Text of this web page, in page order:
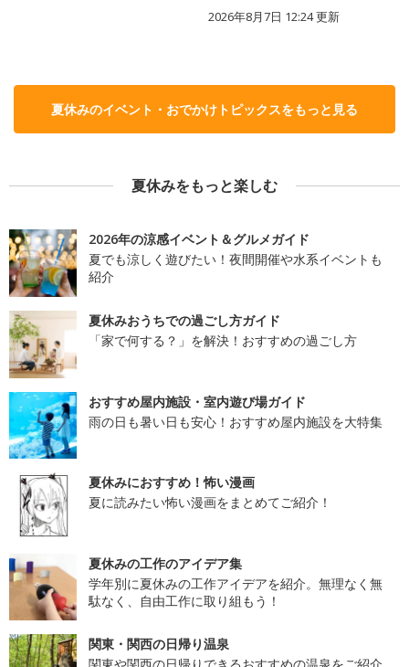
2026年8月7日 12:24更新
夏休みのイベント・おでかけトピックスをもっと見る
夏休みをもっと楽しむ
2026年の涼感イベント＆グルメガイド
夏でも涼しく遊びたい！夜間開催や水系イベントも
紹介
夏休みおうちでの過ごし方ガイド
「家で何する？」を解決！おすすめの過ごし方
おすすめ屋内施設・室内遊び場ガイド
雨の日も暑い日も安心！おすすめ屋内施設を大特集
夏休みにおすすめ！怖い漫画
夏に読みたい怖い漫画をまとめてご紹介！
夏休みの工作のアイデア集
学年別に夏休みの工作アイデアを紹介。無理なく無
駄なく、自由工作に取り組もう！
関東・関西の日帰り温泉